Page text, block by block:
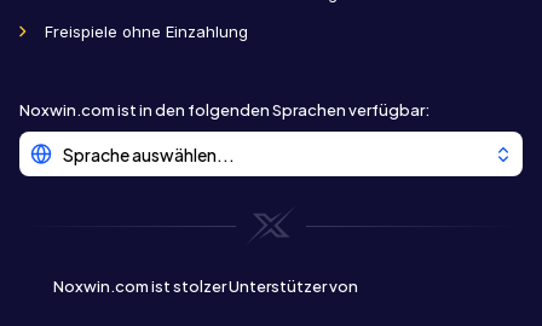
Freispiele ohne Einzahlung
Noxwin.com ist in den folgenden Sprachen verfügbar:
Sprache auswählen...
Noxwin.com ist stolzer Unterstützer von